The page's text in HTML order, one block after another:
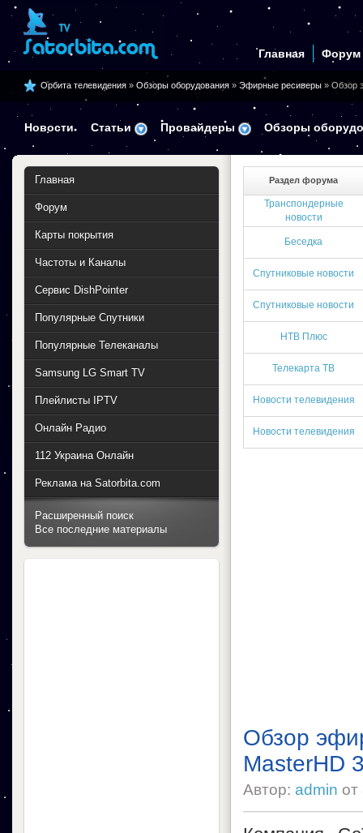
Главная Форум
Орбита телевидения » Обзоры оборудования » Эфирные ресиверы » Обзор
Новости Статьи Провайдеры Обзоры
Раздел форума
Транспондерные
новости
Беседка
Спутниковые новости
Спутниковые новости
НТВ Плюс
Телекарта ТВ
Новости телевидения
Новости телевидения
Обзор
MasterHD
Автор: admin от
Главная
Форум
Карты покрытия
Частоты и Каналы
Сервис DishPointer
Популярные Спутники
Популярные Телеканалы
Samsung LG Smart TV
Плейлисты IPTV
Онлайн Радио
112 Украина Онлайн
Реклама на Satorbita.com
Расширенный поиск
Все последние материалы